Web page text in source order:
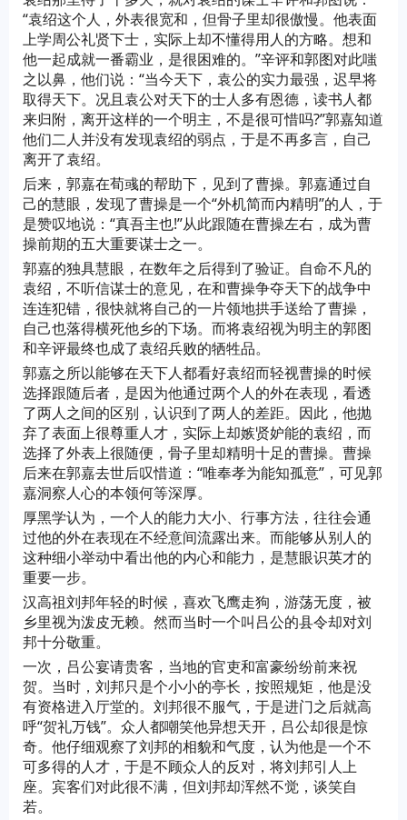
“袁绍这个人，外表很宽和，但骨子里却很傲慢。他表面
上学周公礼贤下士，实际上却不懂得用人的方略。想和
他一起成就一番霸业，是很困难的。”辛评和郭图对此嗤
之以鼻，他们说：“当今天下，袁公的实力最强，迟早将
取得天下。况且袁公对天下的士人多有恩德，读书人都
来归附，离开这样的一个明主，不是很可惜吗?”郭嘉知道
他们二人并没有发现袁绍的弱点，于是不再多言，自己
离开了袁绍。
后来，郭嘉在荀彧的帮助下，见到了曹操。郭嘉通过自
己的慧眼，发现了曹操是一个“外机简而内精明”的人，于
是赞叹地说：“真吾主也!”从此跟随在曹操左右，成为曹
操前期的五大重要谋士之一。
郭嘉的独具慧眼，在数年之后得到了验证。自命不凡的
袁绍，不听信谋士的意见，在和曹操争夺天下的战争中
连连犯错，很快就将自己的一片领地拱手送给了曹操，
自己也落得横死他乡的下场。而将袁绍视为明主的郭图
和辛评最终也成了袁绍兵败的牺牲品。
郭嘉之所以能够在天下人都看好袁绍而轻视曹操的时候
选择跟随后者，是因为他通过两个人的外在表现，看透
了两人之间的区别，认识到了两人的差距。因此，他抛
弃了表面上很尊重人才，实际上却嫉贤妒能的袁绍，而
选择了外表上很随便，骨子里却精明十足的曹操。曹操
后来在郭嘉去世后叹惜道：“唯奉孝为能知孤意”，可见郭
嘉洞察人心的本领何等深厚。
厚黑学认为，一个人的能力大小、行事方法，往往会通
过他的外在表现在不经意间流露出来。而能够从别人的
这种细小举动中看出他的内心和能力，是慧眼识英才的
重要一步。
汉高祖刘邦年轻的时候，喜欢飞鹰走狗，游荡无度，被
乡里视为泼皮无赖。然而当时一个叫吕公的县令却对刘
邦十分敬重。
一次，吕公宴请贵客，当地的官吏和富豪纷纷前来祝
贺。当时，刘邦只是个小小的亭长，按照规矩，他是没
有资格进入厅堂的。刘邦很不服气，于是进门之后就高
呼“贺礼万钱”。众人都嘲笑他异想天开，吕公却很是惊
奇。他仔细观察了刘邦的相貌和气度，认为他是一个不
可多得的人才，于是不顾众人的反对，将刘邦引人上
座。宾客们对此很不满，但刘邦却浑然不觉，谈笑自
若。